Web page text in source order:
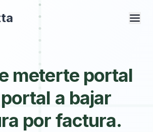
meterte portal
a bajar
por factura.